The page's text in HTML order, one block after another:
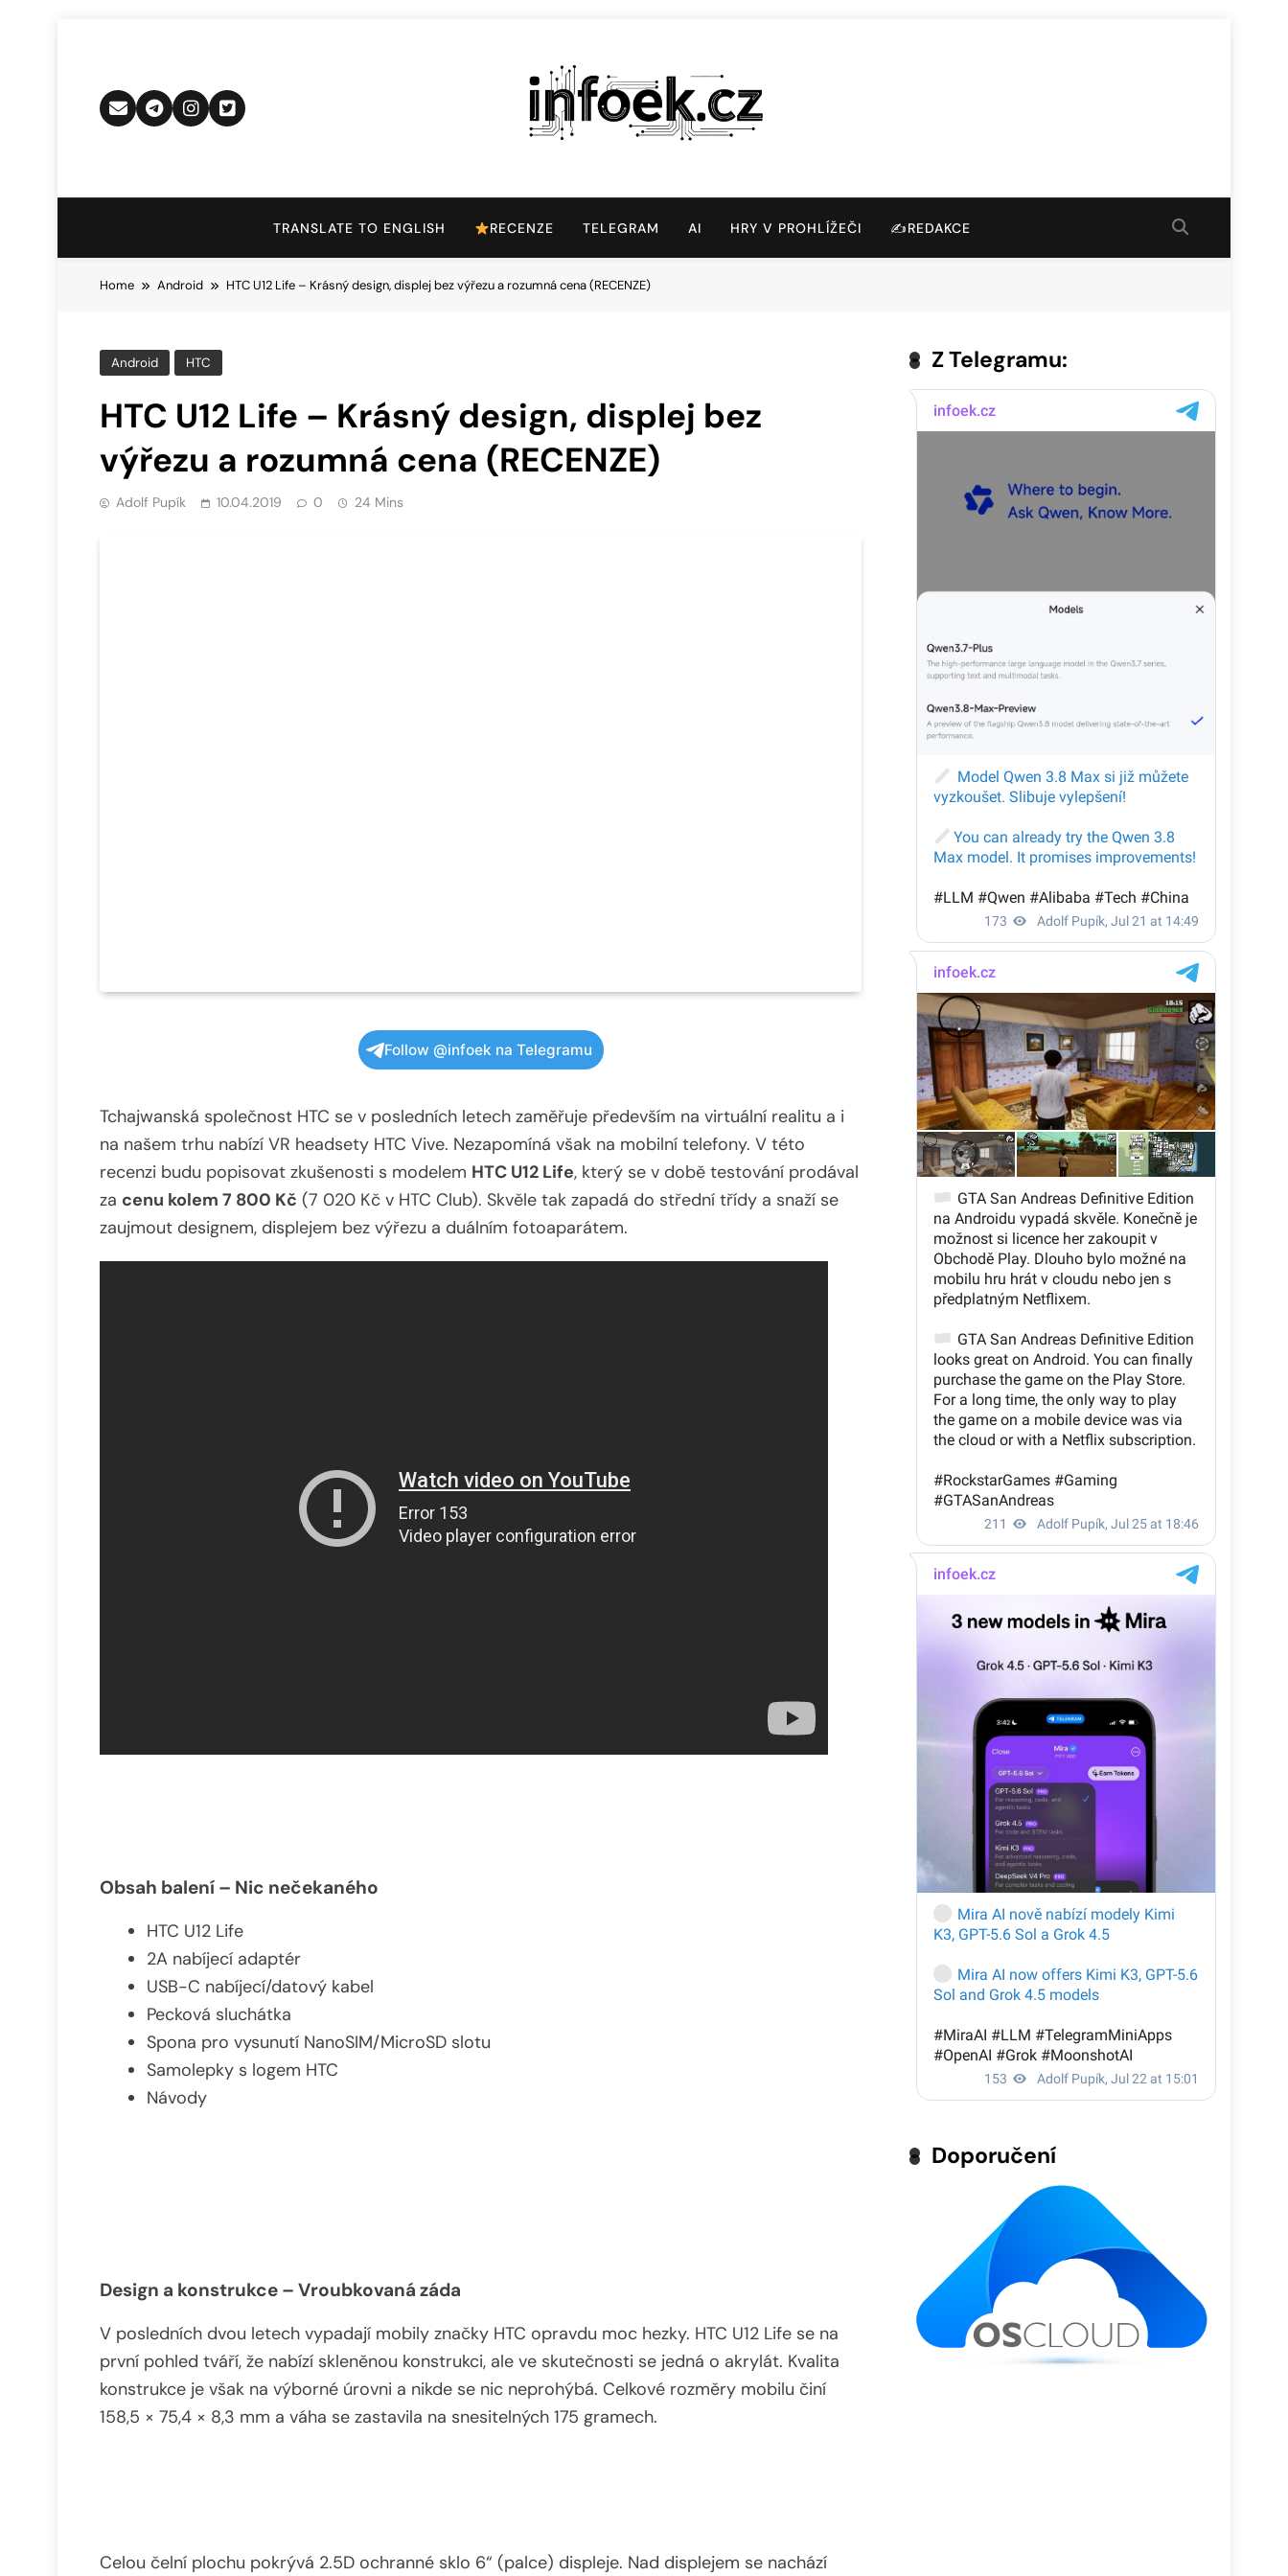
Infoek.cz
TRANSLATE TO ENGLISH RECENZE TELEGRAM AI HRY V PROHLÍŽEČI ✍️REDAKCE
Home Android HTC U12 Life – Krásný design, displej bez výřezu a rozumná cena (RECENZE)
Android HTC
HTC U12 Life – Krásný design, displej bez
výřezu a rozumná cena (RECENZE)
Adolf Pupík 10.04.2019 0 24 Mins
Follow @infoek na Telegramu
Tchajwanská společnost HTC se v posledních letech zaměřuje především na virtuální realitu a i
na našem trhu nabízí VR headsety HTC Vive. Nezapomíná však na mobilní telefony. V této
recenzi budu popisovat zkušenosti s modelem HTC U12 Life, který se v době testování prodával
za cenu kolem 7 800 Kč (7 020 Kč v HTC Club). Skvěle tak zapadá do střední třídy a snaží se
zaujmout designem, displejem bez výřezu a duálním fotoaparátem.
Obsah balení – Nic nečekaného
HTC U12 Life
2A nabíjecí adaptér
USB-C nabíjecí/datový kabel
Pecková sluchátka
Spona pro vysunutí NanoSIM/MicroSD slotu
Samolepky s logem HTC
Návody
Design a konstrukce – Vroubkovaná záda
V posledních dvou letech vypadají mobily značky HTC opravdu moc hezky. HTC U12 Life se na
první pohled tváří, že nabízí skleněnou konstrukci, ale ve skutečnosti se jedná o akrylát. Kvalita
konstrukce je však na výborné úrovni a nikde se nic neprohýbá. Celkové rozměry mobilu činí
158,5 × 75,4 × 8,3 mm a váha se zastavila na snesitelných 175 gramech.
Celou čelní plochu pokrývá 2.5D ochranné sklo 6“ (palce) displeje. Nad displejem se nachází
Z Telegramu:
Doporučení